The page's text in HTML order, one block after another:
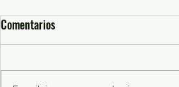
Comentarios